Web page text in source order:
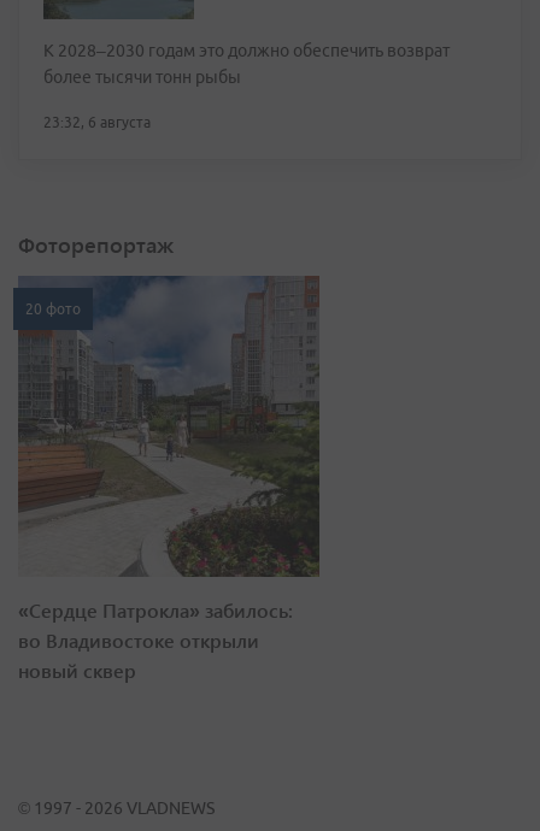
К 2028–2030 годам это должно обеспечить возврат
более тысячи тонн рыбы
23:32, 6 августа
Фоторепортаж
20 фото
«Сердце Патрокла» забилось:
во Владивостоке открыли
новый сквер
© 1997 - 2026 VLADNEWS